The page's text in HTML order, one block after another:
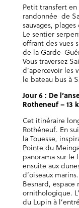
Petit transfert
randonnée de
sauvages,
Le sentier
offrant des vues
de la Garde-
Vous traversez
d’apercevoir les
le bateau bus à
Jour 6 : De
Rotheneuf – 13
Cet itinéraire
Rothéneuf. En
la Touesse,
Pointe du
panorama sur le
ensuite aux
d’oiseaux
Besnard,
ornithologique.
du Lupin à